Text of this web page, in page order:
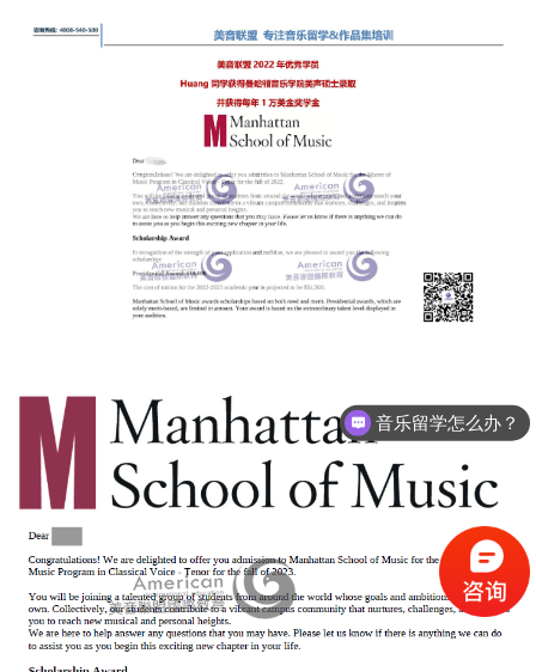
音乐留学怎么办？